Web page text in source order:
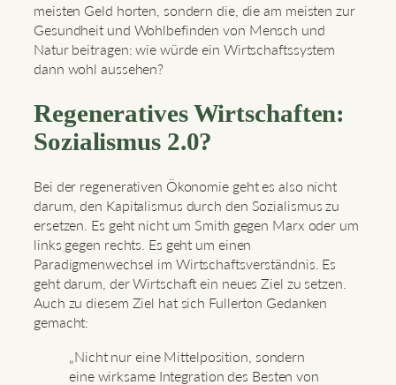
meisten Geld horten, sondern die, die am meisten zur
Gesundheit und Wohlbefinden von Mensch und
Natur beitragen: wie würde ein Wirtschaftssystem
dann wohl aussehen?
Regeneratives Wirtschaften:
Sozialismus 2.0?
Bei der regenerativen Ökonomie geht es also nicht
darum, den Kapitalismus durch den Sozialismus zu
ersetzen. Es geht nicht um Smith gegen Marx oder um
links gegen rechts. Es geht um einen
Paradigmenwechsel im Wirtschaftsverständnis. Es
geht darum, der Wirtschaft ein neues Ziel zu setzen.
Auch zu diesem Ziel hat sich Fullerton Gedanken
gemacht:
„Nicht nur eine Mittelposition, sondern
eine wirksame Integration des Besten von